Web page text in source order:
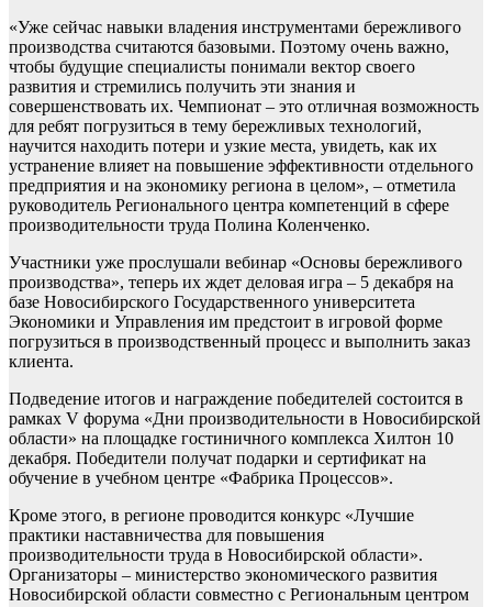
«Уже сейчас навыки владения инструментами бережливого
производства считаются базовыми. Поэтому очень важно,
чтобы будущие специалисты понимали вектор своего
развития и стремились получить эти знания и
совершенствовать их. Чемпионат – это отличная возможность
для ребят погрузиться в тему бережливых технологий,
научится находить потери и узкие места, увидеть, как их
устранение влияет на повышение эффективности отдельного
предприятия и на экономику региона в целом», – отметила
руководитель Регионального центра компетенций в сфере
производительности труда Полина Коленченко.
Участники уже прослушали вебинар «Основы бережливого
производства», теперь их ждет деловая игра – 5 декабря на
базе Новосибирского Государственного университета
Экономики и Управления им предстоит в игровой форме
погрузиться в производственный процесс и выполнить заказ
клиента.
Подведение итогов и награждение победителей состоится в
рамках V форума «Дни производительности в Новосибирской
области» на площадке гостиничного комплекса Хилтон 10
декабря. Победители получат подарки и сертификат на
обучение в учебном центре «Фабрика Процессов».
Кроме этого, в регионе проводится конкурс «Лучшие
практики наставничества для повышения
производительности труда в Новосибирской области».
Организаторы – министерство экономического развития
Новосибирской области совместно с Региональным центром